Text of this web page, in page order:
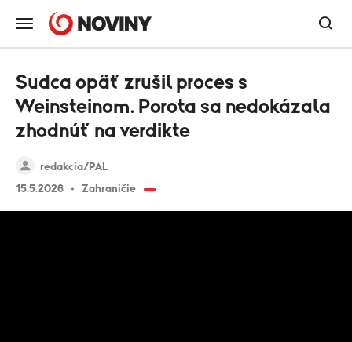
redakcia/PAL
15.5.2026
Zahraničie
Sudca opäť zrušil proces s
Weinsteinom. Porota sa nedokázala
zhodnúť na verdikte